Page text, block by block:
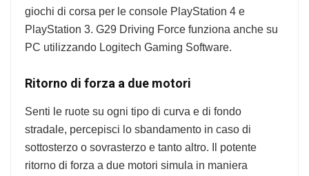
giochi di corsa per le console PlayStation 4 e
PlayStation 3. G29 Driving Force funziona anche su
PC utilizzando Logitech Gaming Software.
Ritorno di forza a due motori
Senti le ruote su ogni tipo di curva e di fondo
stradale, percepisci lo sbandamento in caso di
sottosterzo o sovrasterzo e tanto altro. Il potente
ritorno di forza a due motori simula in maniera